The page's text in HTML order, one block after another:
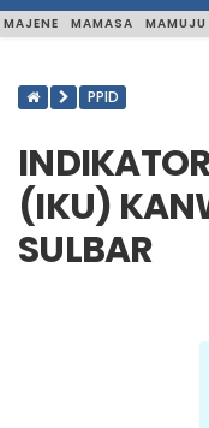
MAJENE MAMASA MAMUJU
PPID
(IKU)
SULBAR